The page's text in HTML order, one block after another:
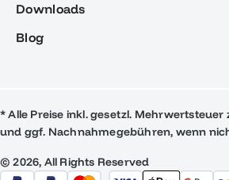
Downloads
Blog
* Alle Preise inkl. gesetzl. Mehrwertsteuer
und ggf. Nachnahmegebühren, wenn
© 2026, All Rights Reserved